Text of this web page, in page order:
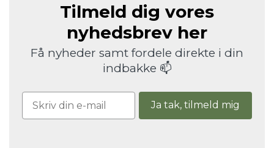
Tilmeld dig vores
nyhedsbrev her
Få nyheder samt fordele direkte i din
indbakke 📫
Ja tak, tilmeld mig